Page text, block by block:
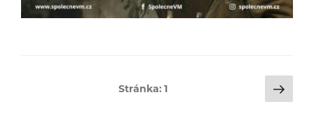
Stránka:1